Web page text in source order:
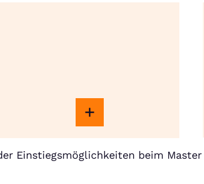
Einstiegsmöglichkeiten beim